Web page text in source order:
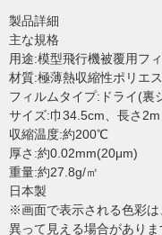
製品詳細
主な規格
用途:模型飛行機被覆用フ
材質:極薄熱収縮性ポリエ
フィルムタイプ:ドライ(裏
サイズ:巾34.5cm、長さ2m
収縮温度:約200℃
厚さ:約0.02mm(20μm)
重量:約27.8g/㎡
日本製
※画面で表示される色彩
異って見える場合がありま